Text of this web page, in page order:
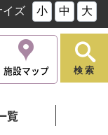
イズ 小 中 大
施設マップ
覧
検索